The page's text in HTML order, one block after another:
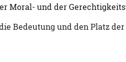
Moral- und der
Bedeutung und den Platz